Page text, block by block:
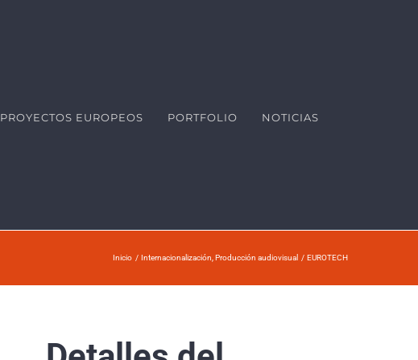
PROYECTOS EUROPEOS PORTFOLIO NOTICIAS
Inicio Internacionalización Producción audiovisual EUROTECH